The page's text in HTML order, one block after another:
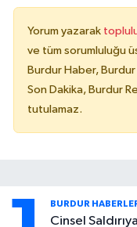
Yorum yazarak
ve tüm sorumluluğu
Burdur Haber,
Son Dakika, Burdur
tutulamaz.
BURDUR
Cinsel Saldırıya